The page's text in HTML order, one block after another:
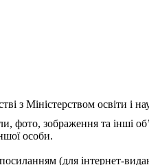
з Міністерством освіти і
фото, зображення та інші
особи.
(для інтернет-